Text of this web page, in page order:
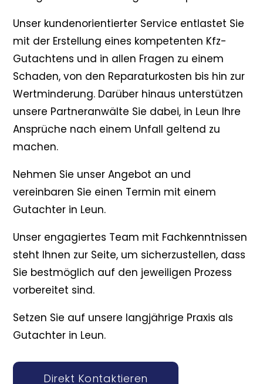
Unser kundenorientierter Service entlastet Sie
mit der Erstellung eines kompetenten Kfz-
Gutachtens und in allen Fragen zu einem
Schaden, von den Reparaturkosten bis hin zur
Wertminderung. Darüber hinaus unterstützen
unsere Partneranwälte Sie dabei, in Leun Ihre
Ansprüche nach einem Unfall geltend zu
machen.
Nehmen Sie unser Angebot an und
vereinbaren Sie einen Termin mit einem
Gutachter in Leun.
Unser engagiertes Team mit Fachkenntnissen
steht Ihnen zur Seite, um sicherzustellen, dass
Sie bestmöglich auf den jeweiligen Prozess
vorbereitet sind.
Setzen Sie auf unsere langjährige Praxis als
Gutachter in Leun.
Direkt Kontaktieren